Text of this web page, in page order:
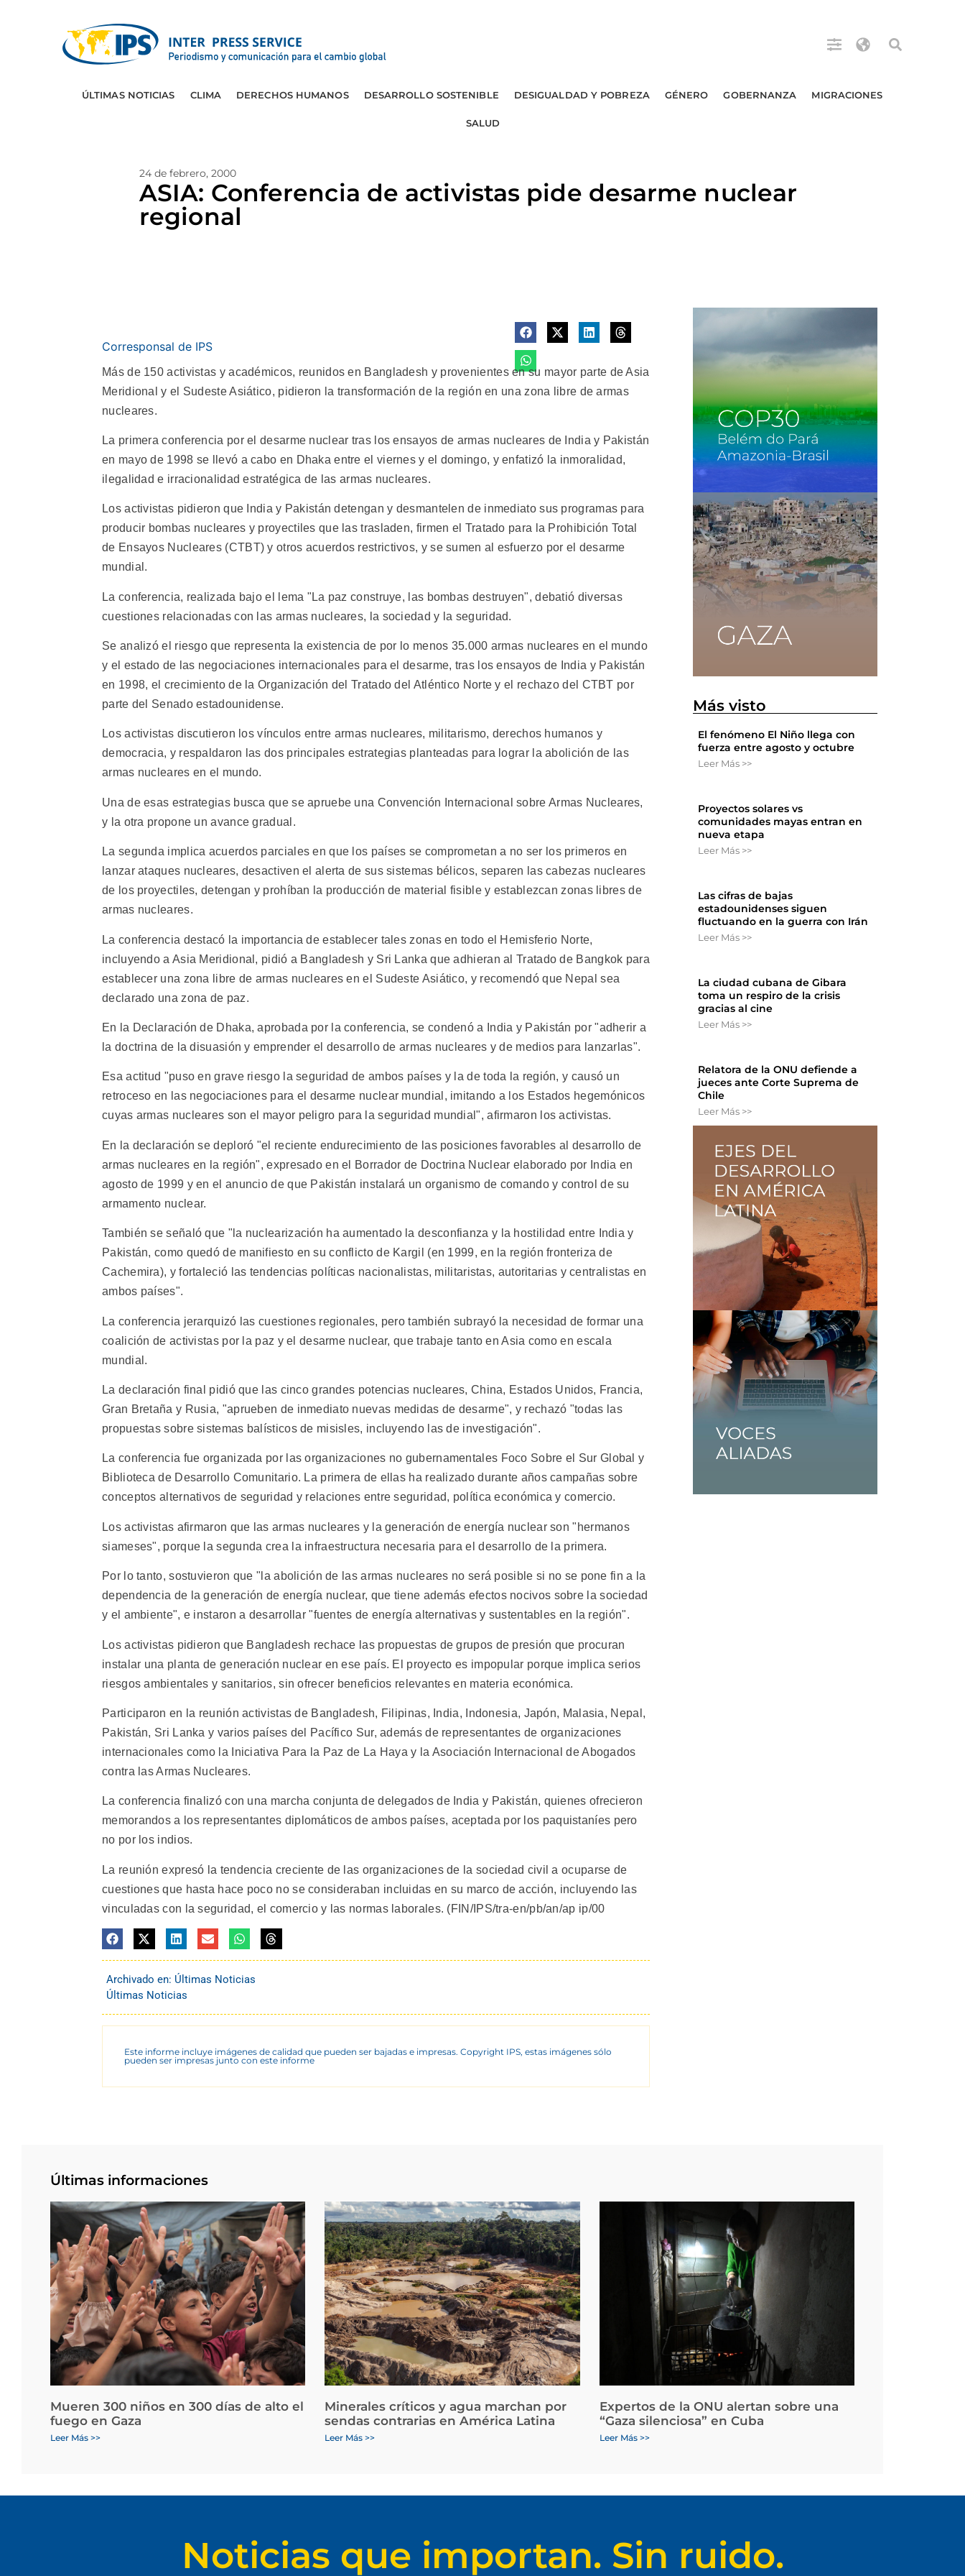
ÚLTIMAS NOTICIAS CLIMA DERECHOS HUMANOS DESARROLLO SOSTENIBLE DESIGUALDAD Y POBREZA GÉNERO GOBERNANZA MIGRACIONES
SALUD
24 de febrero, 2000
ASIA: Conferencia de activistas pide desarme nuclear
regional
Corresponsal de IPS
Más de 150 activistas y académicos, reunidos en Bangladesh y provenientes en su mayor parte de Asia
Meridional y el Sudeste Asiático, pidieron la transformación de la región en una zona libre de armas
nucleares.
La primera conferencia por el desarme nuclear tras los ensayos de armas nucleares de India y Pakistán
en mayo de 1998 se llevó a cabo en Dhaka entre el viernes y el domingo, y enfatizó la inmoralidad,
ilegalidad e irracionalidad estratégica de las armas nucleares.
Los activistas pidieron que India y Pakistán detengan y desmantelen de inmediato sus programas para
producir bombas nucleares y proyectiles que las trasladen, firmen el Tratado para la Prohibición Total
de Ensayos Nucleares (CTBT) y otros acuerdos restrictivos, y se sumen al esfuerzo por el desarme
mundial.
La conferencia, realizada bajo el lema "La paz construye, las bombas destruyen", debatió diversas
cuestiones relacionadas con las armas nucleares, la sociedad y la seguridad.
Se analizó el riesgo que representa la existencia de por lo menos 35.000 armas nucleares en el mundo
y el estado de las negociaciones internacionales para el desarme, tras los ensayos de India y Pakistán
en 1998, el crecimiento de la Organización del Tratado del Atléntico Norte y el rechazo del CTBT por
parte del Senado estadounidense.
Los activistas discutieron los vínculos entre armas nucleares, militarismo, derechos humanos y
democracia, y respaldaron las dos principales estrategias planteadas para lograr la abolición de las
armas nucleares en el mundo.
Una de esas estrategias busca que se apruebe una Convención Internacional sobre Armas Nucleares,
y la otra propone un avance gradual.
La segunda implica acuerdos parciales en que los países se comprometan a no ser los primeros en
lanzar ataques nucleares, desactiven el alerta de sus sistemas bélicos, separen las cabezas nucleares
de los proyectiles, detengan y prohíban la producción de material fisible y establezcan zonas libres de
armas nucleares.
La conferencia destacó la importancia de establecer tales zonas en todo el Hemisferio Norte,
incluyendo a Asia Meridional, pidió a Bangladesh y Sri Lanka que adhieran al Tratado de Bangkok para
establecer una zona libre de armas nucleares en el Sudeste Asiático, y recomendó que Nepal sea
declarado una zona de paz.
En la Declaración de Dhaka, aprobada por la conferencia, se condenó a India y Pakistán por "adherir a
la doctrina de la disuasión y emprender el desarrollo de armas nucleares y de medios para lanzarlas".
Esa actitud "puso en grave riesgo la seguridad de ambos países y la de toda la región, y causó un
retroceso en las negociaciones para el desarme nuclear mundial, imitando a los Estados hegemónicos
cuyas armas nucleares son el mayor peligro para la seguridad mundial", afirmaron los activistas.
En la declaración se deploró "el reciente endurecimiento de las posiciones favorables al desarrollo de
armas nucleares en la región", expresado en el Borrador de Doctrina Nuclear elaborado por India en
agosto de 1999 y en el anuncio de que Pakistán instalará un organismo de comando y control de su
armamento nuclear.
También se señaló que "la nuclearización ha aumentado la desconfianza y la hostilidad entre India y
Pakistán, como quedó de manifiesto en su conflicto de Kargil (en 1999, en la región fronteriza de
Cachemira), y fortaleció las tendencias políticas nacionalistas, militaristas, autoritarias y centralistas en
ambos países".
La conferencia jerarquizó las cuestiones regionales, pero también subrayó la necesidad de formar una
coalición de activistas por la paz y el desarme nuclear, que trabaje tanto en Asia como en escala
mundial.
La declaración final pidió que las cinco grandes potencias nucleares, China, Estados Unidos, Francia,
Gran Bretaña y Rusia, "aprueben de inmediato nuevas medidas de desarme", y rechazó "todas las
propuestas sobre sistemas balísticos de misisles, incluyendo las de investigación".
La conferencia fue organizada por las organizaciones no gubernamentales Foco Sobre el Sur Global y
Biblioteca de Desarrollo Comunitario. La primera de ellas ha realizado durante años campañas sobre
conceptos alternativos de seguridad y relaciones entre seguridad, política económica y comercio.
Los activistas afirmaron que las armas nucleares y la generación de energía nuclear son "hermanos
siameses", porque la segunda crea la infraestructura necesaria para el desarrollo de la primera.
Por lo tanto, sostuvieron que "la abolición de las armas nucleares no será posible si no se pone fin a la
dependencia de la generación de energía nuclear, que tiene además efectos nocivos sobre la sociedad
y el ambiente", e instaron a desarrollar "fuentes de energía alternativas y sustentables en la región".
Los activistas pidieron que Bangladesh rechace las propuestas de grupos de presión que procuran
instalar una planta de generación nuclear en ese país. El proyecto es impopular porque implica serios
riesgos ambientales y sanitarios, sin ofrecer beneficios relevantes en materia económica.
Participaron en la reunión activistas de Bangladesh, Filipinas, India, Indonesia, Japón, Malasia, Nepal,
Pakistán, Sri Lanka y varios países del Pacífico Sur, además de representantes de organizaciones
internacionales como la Iniciativa Para la Paz de La Haya y la Asociación Internacional de Abogados
contra las Armas Nucleares.
La conferencia finalizó con una marcha conjunta de delegados de India y Pakistán, quienes ofrecieron
memorandos a los representantes diplomáticos de ambos países, aceptada por los paquistaníes pero
no por los indios.
La reunión expresó la tendencia creciente de las organizaciones de la sociedad civil a ocuparse de
cuestiones que hasta hace poco no se consideraban incluidas en su marco de acción, incluyendo las
vinculadas con la seguridad, el comercio y las normas laborales. (FIN/IPS/tra-en/pb/an/ap ip/00
Archivado en: Últimas Noticias
Últimas Noticias
Este informe incluye imágenes de calidad que pueden ser bajadas e impresas. Copyright IPS, estas imágenes sólo
pueden ser impresas junto con este informe
Más visto
El fenómeno El Niño llega con
fuerza entre agosto y octubre
Leer Más >>
Proyectos solares vs
comunidades mayas entran en
nueva etapa
Leer Más >>
Las cifras de bajas
estadounidenses siguen
fluctuando en la guerra con Irán
Leer Más >>
La ciudad cubana de Gibara
toma un respiro de la crisis
gracias al cine
Leer Más >>
Relatora de la ONU defiende a
jueces ante Corte Suprema de
Chile
Leer Más >>
Últimas informaciones
Mueren 300 niños en 300 días de alto el
fuego en Gaza
Leer Más >>
Minerales críticos y agua marchan por
sendas contrarias en América Latina
Leer Más >>
Expertos de la ONU alertan sobre una
“Gaza silenciosa” en Cuba
Leer Más >>
Noticias que importan. Sin ruido.